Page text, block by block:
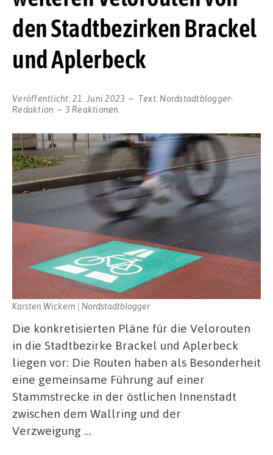
den Stadtbezirken Brackel
und Aplerbeck
Veröffentlicht:21. Juni 2023 Text: Nordstadtblogger-
Redaktion
3 Reaktionen
Karsten Wickern | Nordstadtblogger
Die konkretisierten Pläne für die Velorouten
in die Stadtbezirke Brackel und Aplerbeck
liegen vor: Die Routen haben als Besonderheit
eine gemeinsame Führung auf einer
Stammstrecke in der östlichen Innenstadt
zwischen dem Wallring und der
Verzweigung …